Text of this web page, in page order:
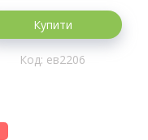
Купити
ев2206